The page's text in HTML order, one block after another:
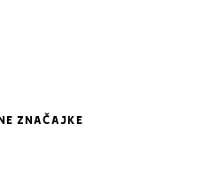
ZNAČAJKE